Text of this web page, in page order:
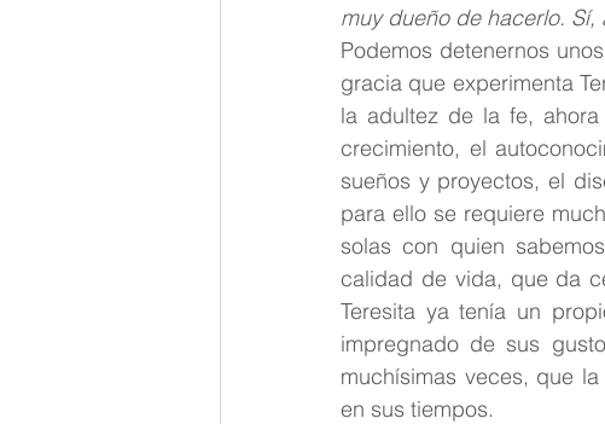
muy dueño de hacerlo.
Podemos detenernos
gracia que experimenta
la adultez de la fe,
crecimiento, el
sueños y proyectos, el
para ello se requiere
solas con quien
calidad de vida, que da
Teresita ya tenía un
impregnado de sus
muchísimas veces, que
en sus tiempos.